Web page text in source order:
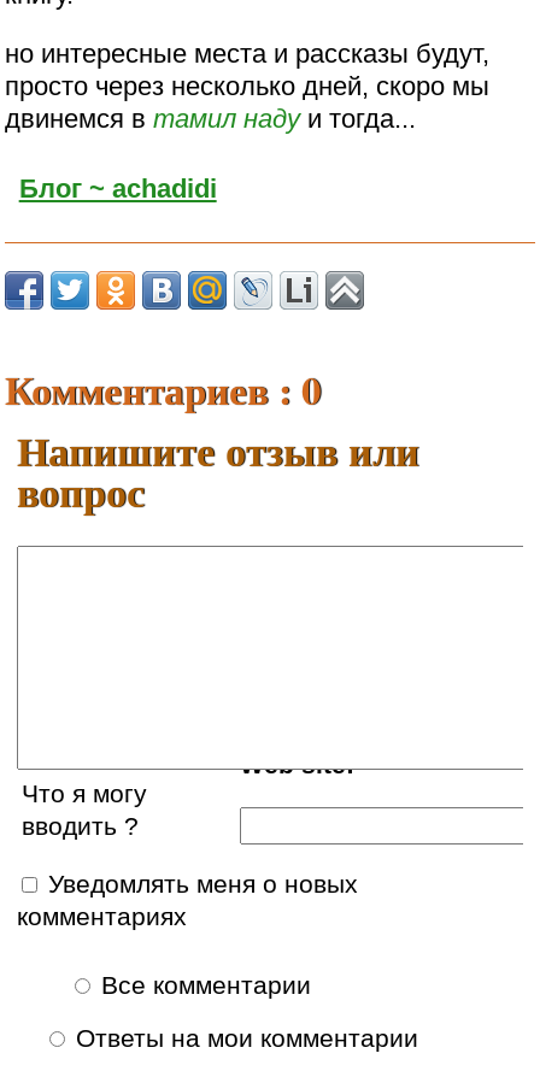
но интересные места и рассказы будут,
просто через несколько дней, скоро мы
двинемся втамил надуи тогда...
Блог ~ achadidi
Комментариев : 0
Напишите отзыв или
вопрос
Web site:
Что я могу
вводить ?
Уведомлять меня о новых
комментариях
Все комментарии
Ответы на мои комментарии